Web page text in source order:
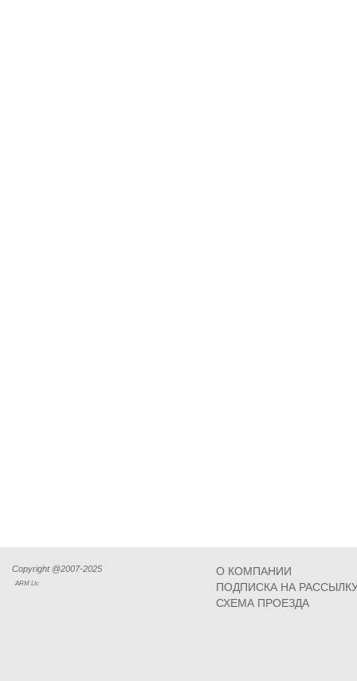
Copyright @2007-2025
ARM Llc
О КОМПАНИИ
ПОДПИСКА НА
СХЕМА ПРОЕЗДА